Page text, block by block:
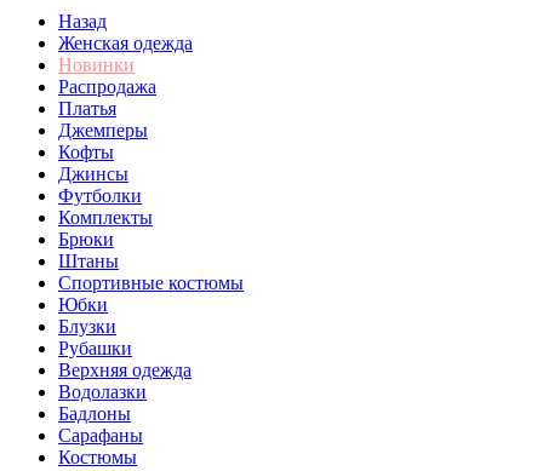
Назад
Женская одежда
Новинки
Распродажа
Платья
Джемперы
Кофты
Джинсы
Футболки
Комплекты
Брюки
Штаны
Спортивные костюмы
Юбки
Блузки
Рубашки
Верхняя одежда
Водолазки
Бадлоны
Сарафаны
Костюмы